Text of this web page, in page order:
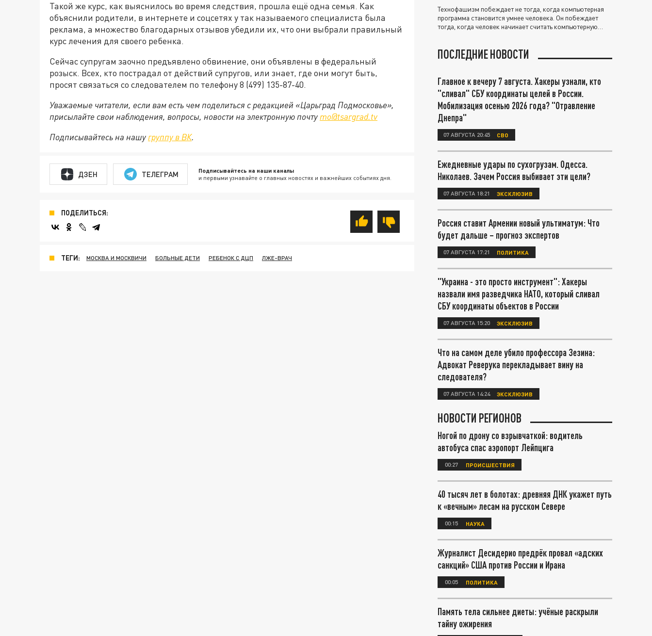
Такой же курс, как выяснилось во время следствия, прошла ещё одна семья. Как
объяснили родители, в интернете и соцсетях у так называемого специалиста была
реклама, а множество благодарных отзывов убедили их, что они выбрали правильный
курс лечения для своего ребенка.
Сейчас супругам заочно предъявлено обвинение, они объявлены в федеральный
розыск. Всех, кто пострадал от действий супругов, или знает, где они могут быть,
просят связаться со следователем по телефону 8 (499) 135-87-40.
Уважаемые читатели, если вам есть чем поделиться с редакцией «Царьград Подмосковье»,
присылайте свои наблюдения, вопросы, новости на электронную почту mo@tsargrad.tv
Подписывайтесь на нашу группу в ВК.
ДЗЕН ТЕЛЕГРАМ Подписывайтесь на наши каналы
и первыми узнавайте о главных новостях и важнейших событиях дня.
ПОДЕЛИТЬСЯ:
ТЕГИ: МОСКВА И МОСКВИЧИ БОЛЬНЫЕ ДЕТИ РЕБЕНОК С ДЦП ЛЖЕ-ВРАЧ
Технофашизм побеждает не тогда, когда компьютерная
программа становится умнее человека. Он побеждает
тогда, когда человек начинает считать компьютерную
ПОСЛЕДНИЕ НОВОСТИ
Главное к вечеру 7 августа. Хакеры узнали, кто
"сливал" СБУ координаты целей в России.
Мобилизация осенью 2026 года? "Отравление
Днепра"
07 АВГУСТА 20:45 СВО
Ежедневные удары по сухогрузам. Одесса.
Николаев. Зачем Россия выбивает эти цели?
07 АВГУСТА 18:21 ЭКСКЛЮЗИВ
Россия ставит Армении новый ультиматум: Что
будет дальше – прогноз экспертов
07 АВГУСТА 17:21 ПОЛИТИКА
"Украина - это просто инструмент": Хакеры
назвали имя разведчика НАТО, который сливал
СБУ координаты объектов в России
07 АВГУСТА 15:20 ЭКСКЛЮЗИВ
Что на самом деле убило профессора Зезина:
Адвокат Реверука перекладывает вину на
следователя?
07 АВГУСТА 14:24 ЭКСКЛЮЗИВ
НОВОСТИ РЕГИОНОВ
Ногой по дрону со взрывчаткой: водитель
автобуса спас аэропорт Лейпцига
00:27 ПРОИСШЕСТВИЯ
40 тысяч лет в болотах: древняя ДНК укажет путь
к «вечным» лесам на русском Севере
00:15 НАУКА
Журналист Десидерио предрёк провал «адских
санкций» США против России и Ирана
00:05 ПОЛИТИКА
Память тела сильнее диеты: учёные раскрыли
тайну ожирения